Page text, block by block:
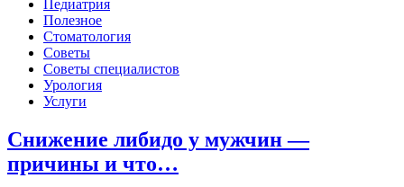
Педиатрия
Полезное
Стоматология
Советы
Советы специалистов
Урология
Услуги
Снижение либидо у мужчин —
причины и что…